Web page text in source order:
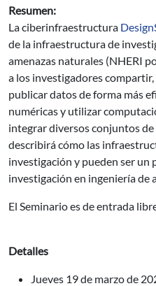
Resumen:
La ciberinfraestructura
de la infraestructura de
amenazas naturales (NHERI
a los investigadores
publicar datos de forma más
numéricas y utilizar
integrar diversos conjuntos
describirá cómo las
investigación y pueden ser un
investigación en ingeniería de
El Seminario es de entrada
Detalles
Jueves 19 de marzo de